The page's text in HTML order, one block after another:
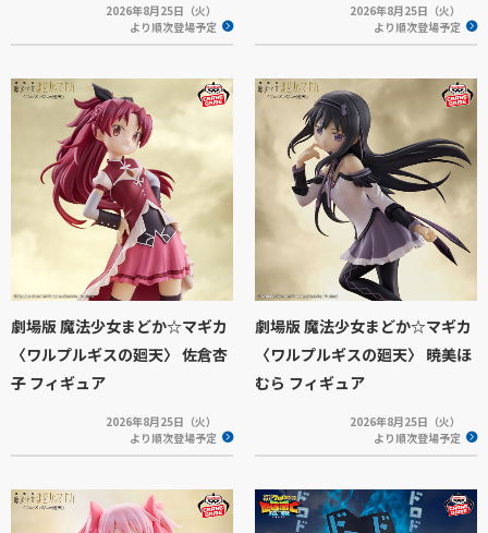
2026年8月25日（火）
より順次登場予定
2026年8月25日（火）
より順次登場予定
劇場版 魔法少女まどか☆マギカ
〈ワルプルギスの廻天〉 佐倉杏
子 フィギュア
2026年8月25日（火）
より順次登場予定
劇場版 魔法少女まどか☆マギカ
〈ワルプルギスの廻天〉 暁美ほ
むら フィギュア
2026年8月25日（火）
より順次登場予定